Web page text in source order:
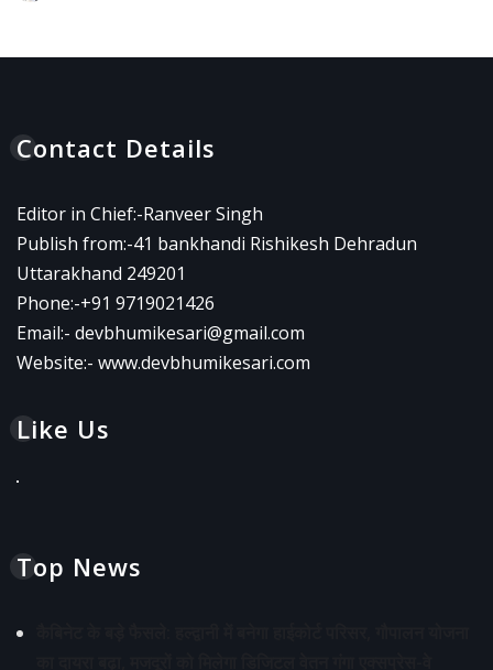
Contact Details
Editor in Chief:-Ranveer Singh
Publish from:-41 bankhandi Rishikesh Dehradun
Uttarakhand 249201
Phone:-+91 9719021426
Email:- devbhumikesari@gmail.com
Website:- www.devbhumikesari.com
Like Us
Top News